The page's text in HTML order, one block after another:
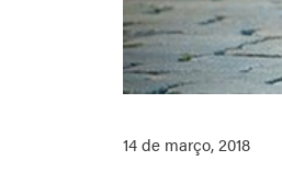
14 de março, 2018